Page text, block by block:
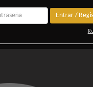
Entrar /